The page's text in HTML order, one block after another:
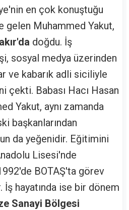
en çok konuştuğu
gelen Muhammed Yakut,
doğdu. İş
sosyal medya üzerinden
ve kabarık adli siciliyle
çekti. Babası Hacı Hasan
Yakut, aynı zamanda
başkanlarından
da yeğenidir. Eğitimini
Lisesi'nde
BOTAŞ'ta görev
İş hayatında ise bir dönem
Sanayi Bölgesi